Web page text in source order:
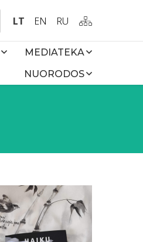
LT EN RU
MEDIATEKA
NUORODOS